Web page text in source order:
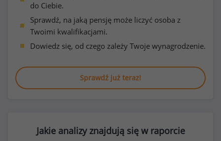
do Ciebie.
Sprawdź, na jaką pensję może liczyć osoba z
Twoimi kwalifikacjami.
Dowiedz się, od czego zależy Twoje wynagrodzenie.
Sprawdź już teraz!
Jakie analizy znajdują się w raporcie